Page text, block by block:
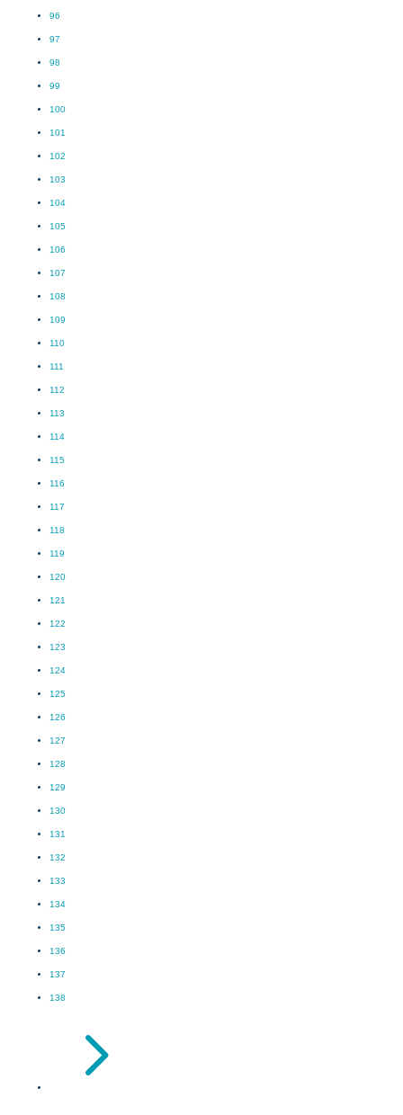
96
97
98
99
100
101
102
103
104
105
106
107
108
109
110
111
112
113
114
115
116
117
118
119
120
121
122
123
124
125
126
127
128
129
130
131
132
133
134
135
136
137
138
5